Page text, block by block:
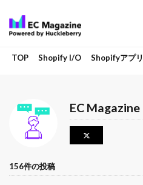
TOP Shopify I/O Shopifyアプリ
EC Magazine
156件の投稿